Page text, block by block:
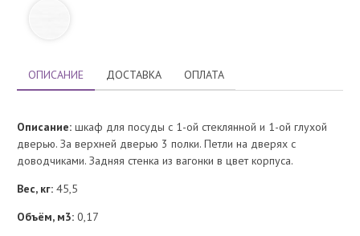
ОПИСАНИЕ ДОСТАВКА ОПЛАТА
Описание: шкаф для посуды с 1-ой стеклянной и 1-ой глухой
дверью. За верхней дверью 3 полки. Петли на дверях с
доводчиками. Задняя стенка из вагонки в цвет корпуса.
Вес, кг: 45,5
Объём, м3: 0,17